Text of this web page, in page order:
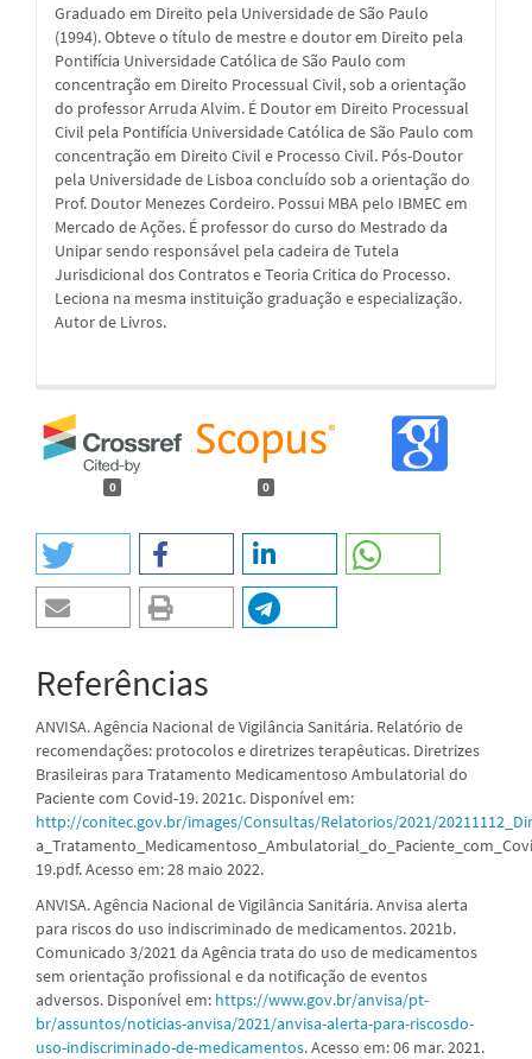
Graduado em Direito pela Universidade de São Paulo
(1994). Obteve o título de mestre e doutor em Direito pela
Pontifícia Universidade Católica de São Paulo com
concentração em Direito Processual Civil, sob a orientação
do professor Arruda Alvim. É Doutor em Direito Processual
Civil pela Pontifícia Universidade Católica de São Paulo com
concentração em Direito Civil e Processo Civil. Pós-Doutor
pela Universidade de Lisboa concluído sob a orientação do
Prof. Doutor Menezes Cordeiro. Possui MBA pelo IBMEC em
Mercado de Ações. É professor do curso do Mestrado da
Unipar sendo responsável pela cadeira de Tutela
Jurisdicional dos Contratos e Teoria Critica do Processo.
Leciona na mesma instituição graduação e especialização.
Autor de Livros.
0 0
Referências
ANVISA. Agência Nacional de Vigilância Sanitária. Relatório de
recomendações: protocolos e diretrizes terapêuticas. Diretrizes
Brasileiras para Tratamento Medicamentoso Ambulatorial do
Paciente com Covid-19. 2021c. Disponível em:
http://conitec.gov.br/images/Consultas/Relatorios/2021/
19.pdf. Acesso em: 28 maio 2022.
ANVISA. Agência Nacional de Vigilância Sanitária. Anvisa alerta
para riscos do uso indiscriminado de medicamentos. 2021b.
Comunicado 3/2021 da Agência trata do uso de medicamentos
sem orientação profissional e da notificação de eventos
adversos. Disponível em: https://www.gov.br/anvisa/pt-
br/assuntos/noticias-anvisa/2021/anvisa-alerta-para-riscosdo-
uso-indiscriminado-de-medicamentos. Acesso em: 06 mar. 2021.